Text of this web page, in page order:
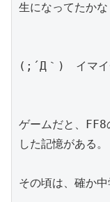
生になってたかな
(;´Д｀)　イマイ
ゲームだと、FF8
した記憶がある。
その頃は、確か